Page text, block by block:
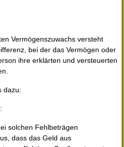
Vermögenszuwachs versteht
bei der das Vermögen oder
ihre erklärten und versteuerten
dazu:
:
solchen Fehlbeträgen
dass das Geld aus